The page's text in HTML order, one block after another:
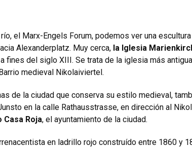
el Marx-Engels Forum, podemos ver una
Alexanderplatz. Muy cerca, la Iglesia
fines del siglo XIII. Se trata de la iglesia más
medieval Nikolaiviertel.
de la ciudad que conserva su estilo medieval,
en la calle Rathausstrasse, en dirección al
Casa Roja, el ayuntamiento de la ciudad.
en ladrillo rojo construído entre 1860 y